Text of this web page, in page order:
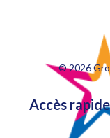
© 2026
Accès rapide